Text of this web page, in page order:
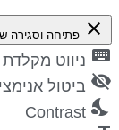
close פתיחה וסגירה של
ניווט מקלדת
ביטול
Contrast